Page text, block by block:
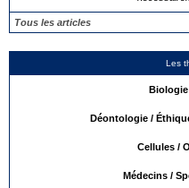
Tous les articles
Les
Déontologie /
Cellules /
Médecins /